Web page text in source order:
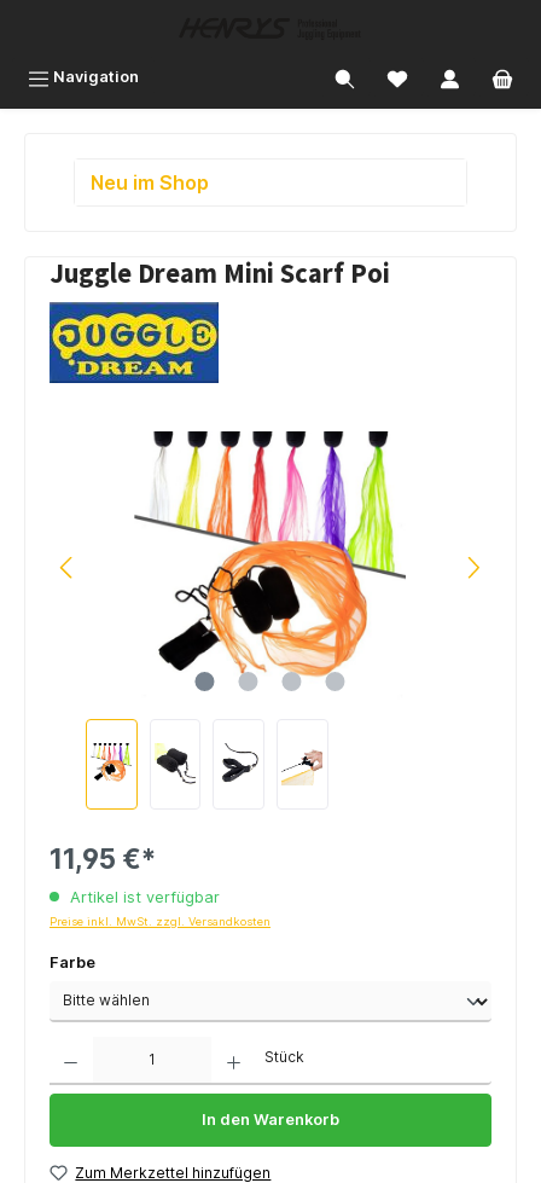
Navigation
Neu im Shop
Juggle Dream Mini Scarf Poi
11,95 €*
Artikel ist verfügbar
Preise inkl. MwSt. zzgl. Versandkosten
Farbe
Stück
In den Warenkorb
Zum Merkzettel hinzufügen